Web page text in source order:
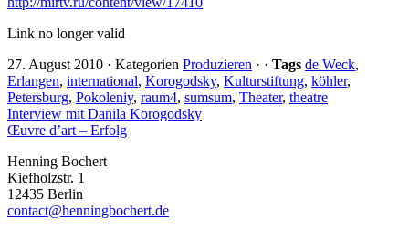
Link no longer valid
27. August 2010 · Kategorien Produzieren · · Tags de Weck,
Erlangen, international, Korogodsky, Kulturstiftung, köhler,
Petersburg, Pokoleniy, raum4, sumsum, Theater, theatre
Interview mit Danila Korogodsky
Œuvre d’art – Erfolg
Henning Bochert
Kiefholzstr. 1
12435 Berlin
contact@henningbochert.de